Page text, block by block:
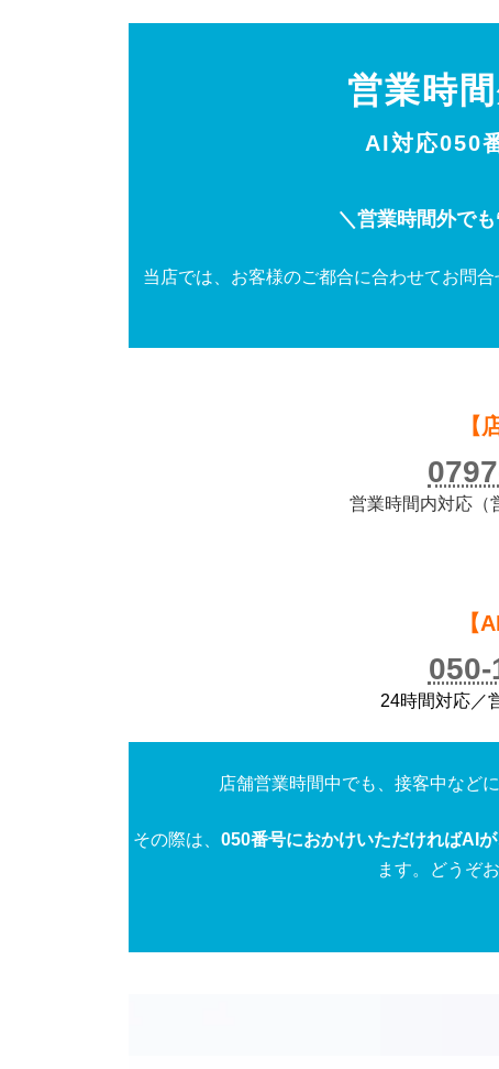
営業時
AI対応050
＼営業時間外で
当店では、お客様のご都合に合わせてお問
【
営業時間内対応（
【
24時間対応／
店舗営業時間中でも、接客中など
その際は、050番号におかけいただければAI
ます。どうぞ